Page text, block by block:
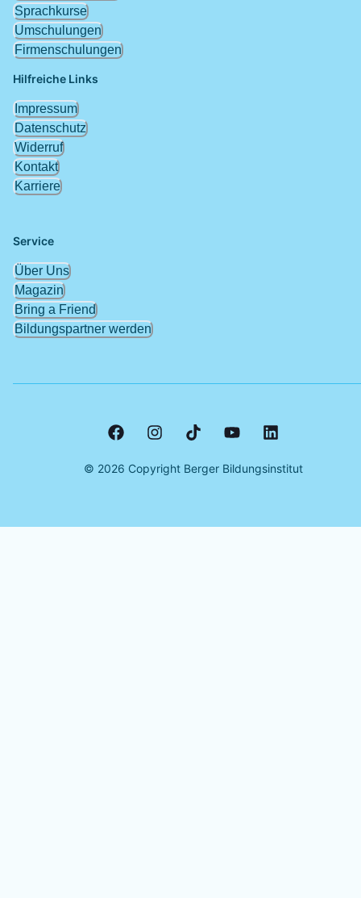
Hilfreiche Links
Impressum
Datenschutz
Widerruf
Kontakt
Karriere
Service
Über Uns
Magazin
Bring a Friend
Bildungspartner werden
Sprachkurse
Umschulungen
Firmenschulungen
© 2026 Copyright Berger Bildungsinstitut